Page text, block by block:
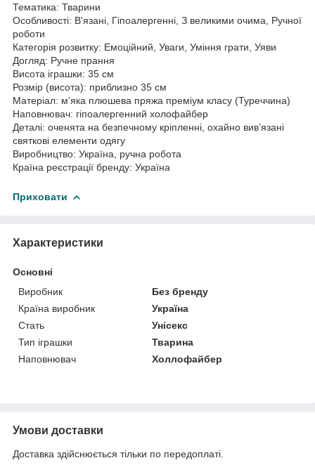
Тематика: Тварини
Особливості: В'язані, Гіпоалергенні, З великими очима, Ручної
роботи
Категорія розвитку: Емоційний, Уваги, Уміння грати, Уяви
Догляд: Ручне прання
Висота іграшки: 35 см
Розмір (висота): приблизно 35 см
Матеріал: м’яка плюшева пряжа преміум класу (Туреччина)
Наповнювач: гіпоалергенний холофайбер
Деталі: оченята на безпечному кріпленні, охайно вив’язані
святкові елементи одягу
Виробництво: Україна, ручна робота
Країна реєстрації бренду: Україна
Приховати
Характеристики
Основні
Виробник
Без бренду
Країна виробник
Україна
Стать
Унісекс
Тип іграшки
Тварина
Наповнювач
Холлофайбер
Умови доставки
Доставка здійснюється тільки по передоплаті.